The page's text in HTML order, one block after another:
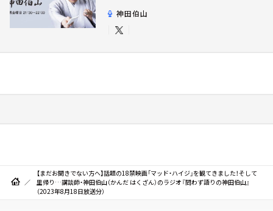
神田伯山
【まだお聞きでない方へ】話題の18禁映画「マッド・ハイジ」を観てきました！そして
里帰り…講談師・神田伯山（かんだ はくざん）のラジオ『問わず語りの神田伯山』
（2023年8月18日放送分）